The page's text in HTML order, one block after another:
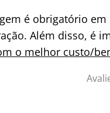
é obrigatório
Além disso, é
o melhor custo/